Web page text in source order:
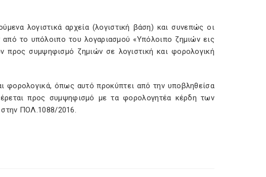
λογιστικά αρχεία (λογιστική βάση) και συνεπώς οι
το υπόλοιπο του λογαριασμού «Υπόλοιπο ζημιών εις
προς συμψηφισμό ζημιών σε λογιστική και φορολογική
φορολογικά, όπως αυτό προκύπτει από την υποβληθείσα
προς συμψηφισμό με τα φορολογητέα κέρδη των
ΠΟΛ.1088/2016.